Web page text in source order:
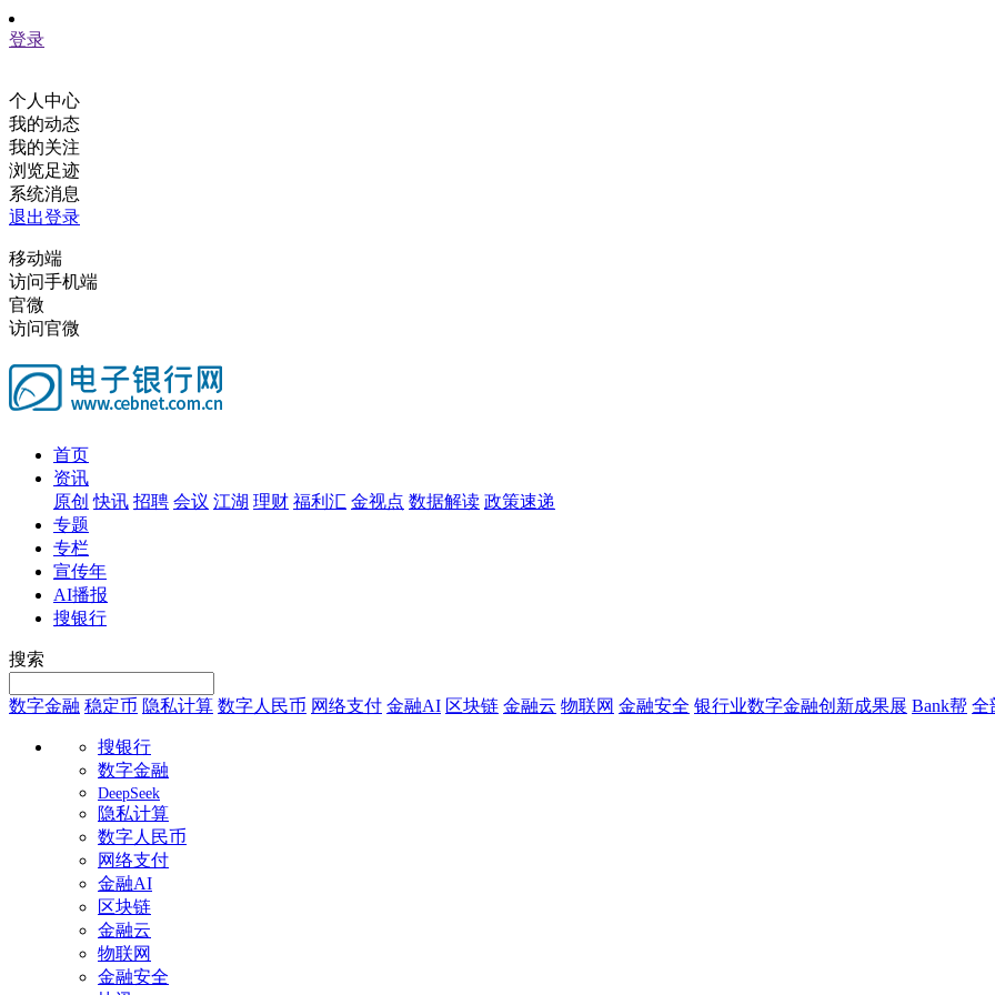
登录
个人中心
我的动态
我的关注
浏览足迹
系统消息
退出登录
移动端
访问手机端
官微
访问官微
首页
资讯
原创 快讯 招聘 会议 江湖 理财 福利汇 金视点 数据解读 政策速递
专题
专栏
宣传年
AI播报
搜银行
搜索
数字金融 稳定币 隐私计算 数字人民币 网络支付 金融AI 区块链 金融云 物联网 金融安全 银行业数字金融创新成果展 Bank帮 全
搜银行
数字金融
DeepSeek
隐私计算
数字人民币
网络支付
金融AI
区块链
金融云
物联网
金融安全